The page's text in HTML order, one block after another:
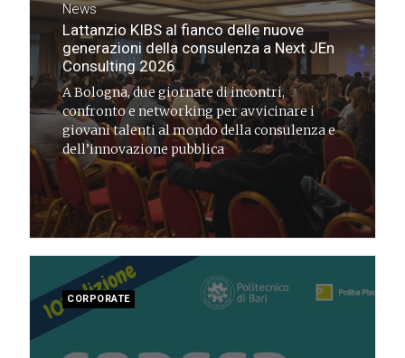
News
Lattanzio KIBS al fianco delle nuove
generazioni della consulenza a Next JEn
Consulting 2026
A Bologna, due giornate di incontri,
confronto e networking per avvicinare i
giovani talenti al mondo della consulenza e
dell’innovazione pubblica
CORPORATE